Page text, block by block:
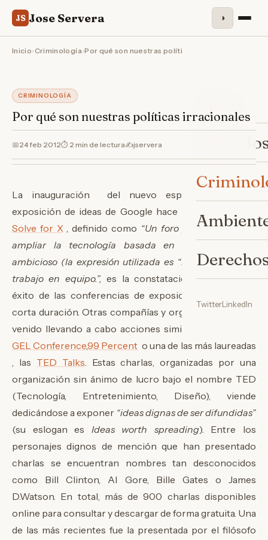
JS Jose Servera ◑
Sobre
TwitterLinkedIn
Inicio›Criminología›Por qué son nuestras políticas irracionales
CRIMINOLOGÍA
Por qué son nuestras políticas irracionales
📅24 feb 2012⏱ 2 min de lectura✍️jservera
La inauguración del nuevo espacio virtual de
exposición de ideas de Google hace pocas semanas ,
Solve for X , definido como “Un foro para fomentar y
ampliar la tecnología basada en el pensamiento
ambicioso (la expresión utilizada es “moonshot”) y el
trabajo en equipo.”, es la constatación definitiva del
éxito de las conferencias de exposición de ideas de
corta duración. Otras compañías y organizaciones han
venido llevando a cabo acciones similares, como
GEL Conference,99 Percent o una de las más laureadas
, las TED Talks. Estas charlas, organizadas por una
organización sin ánimo de lucro bajo el nombre TED
(Tecnología, Entretenimiento, Diseño), viende
dedicándose a exponer “ideas dignas de ser difundidas”
(su eslogan es Ideas worth spreading). Entre los
personajes dignos de mención que han presentado
charlas se encuentran nombres tan desconocidos
como Bill Clinton, Al Gore, Bille Gates o James
D.Watson. En total, más de 900 charlas disponibles
online para consultar y descargar de forma gratuita. Una
de las más recientes fue la presentada por el filósofo